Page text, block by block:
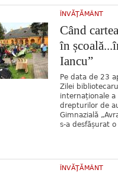
ÎNVĂŢĂMÂNT
Când
în
Iancu”
Pe data de 23
Zilei
internaționale a
drepturilor de
Gimnazială
s-a desfășurat
ÎNVĂŢĂMÂNT